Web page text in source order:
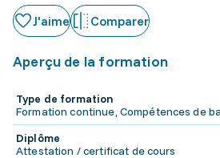
J'aime Comparer
Aperçu de la formation
Type de formation
Formation continue, Compétences de
Diplôme
Attestation / certificat de cours